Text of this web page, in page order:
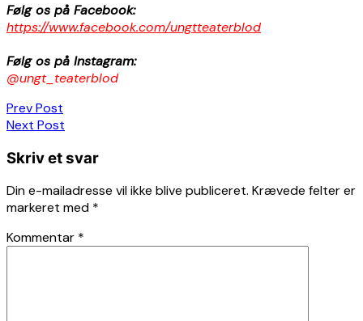
Følg os på Facebook:
https://www.facebook.com/ungtteaterblod
Følg os på Instagram:
@ungt_teaterblod
Indlægsnavigation
Prev Post
Next Post
Skriv et svar
Din e-mailadresse vil ikke blive publiceret. Krævede felter er
markeret med *
Kommentar *